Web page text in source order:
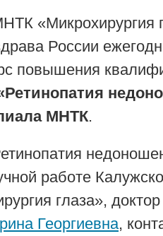
«Микрохирургия
России
повышения
МНТК.
работе
глаза»,
Георгиевна,